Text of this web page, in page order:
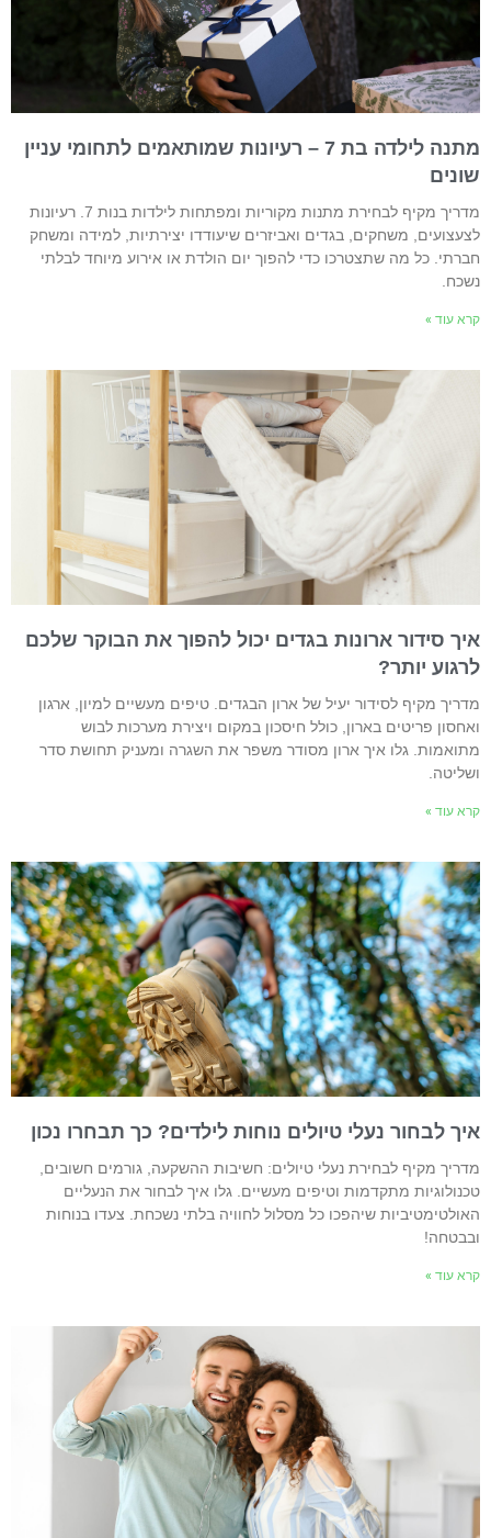
מתנה לילדה בת 7 – רעיונות שמותאמים לתחומי עניין
מדריך מקיף לבחירת מתנות מקוריות ומפתחות לילדות בנות 7. רעיונות
משחקים, בגדים ואביזרים שיעודדו יצירתיות, למידה ומשחק
כל מה שתצטרכו כדי להפוך יום הולדת או אירוע מיוחד לבלתי
עוד »
סידור ארונות בגדים יכול להפוך את הבוקר שלכם
יותר?
מקיף לסידור יעיל של ארון הבגדים. טיפים מעשיים למיון, ארגון
פריטים בארון, כולל חיסכון במקום ויצירת מערכות לבוש
גלו איך ארון מסודר משפר את השגרה ומעניק תחושת סדר
עוד »
לבחור נעלי טיולים נוחות לילדים? כך תבחרו נכון
מקיף לבחירת נעלי טיולים: חשיבות ההשקעה, גורמים חשובים,
מתקדמות וטיפים מעשיים. גלו איך לבחור את הנעליים
שיהפכו כל מסלול לחוויה בלתי נשכחת. צעדו בנוחות
עוד »